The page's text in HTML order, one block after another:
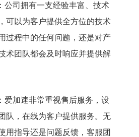
公司拥有一支经验丰富、技术
可以为客户提供全方位的技术
过程中的任何问题，还是对产
术团队都会及时响应并提供解
爱加速非常重视售后服务，设
队，在线为客户提供服务。无
用指导还是问题反馈，客服团